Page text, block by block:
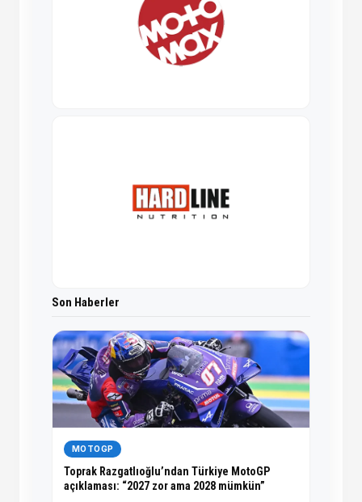
Son Haberler
MOTOGP
Toprak Razgatlıoğlu’ndan Türkiye MotoGP
açıklaması: “2027 zor ama 2028 mümkün”